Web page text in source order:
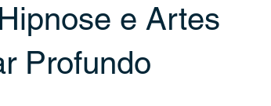
e Artes
Profundo